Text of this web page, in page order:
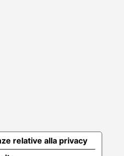
relative alla privacy